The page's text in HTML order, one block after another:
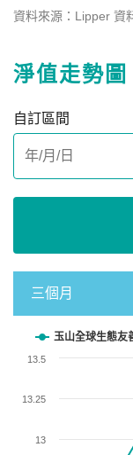
資料來源：Lipper 資
淨值走勢圖
自訂區間
三個月
Chart
The chart has 1 X
The chart has 1
13
13.25
13.5
玉山全球生態友